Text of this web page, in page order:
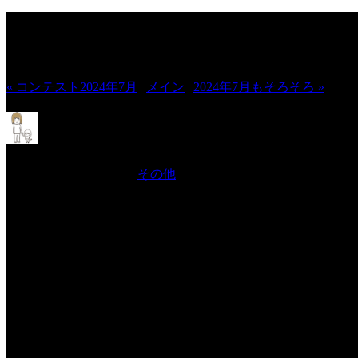
« コンテスト2024年7月 メイン 2024年7月もそろそろ »
その他